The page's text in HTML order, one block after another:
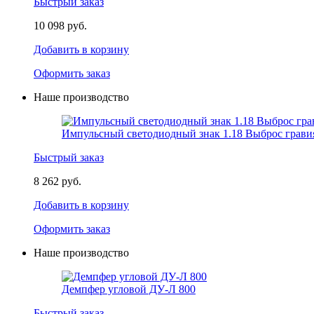
10 098 руб.
Добавить в корзину
Оформить заказ
Наше производство
Импульсный светодиодный знак 1.18 Выброс
Быстрый заказ
8 262 руб.
Добавить в корзину
Оформить заказ
Наше производство
Демпфер угловой ДУ-Л 800